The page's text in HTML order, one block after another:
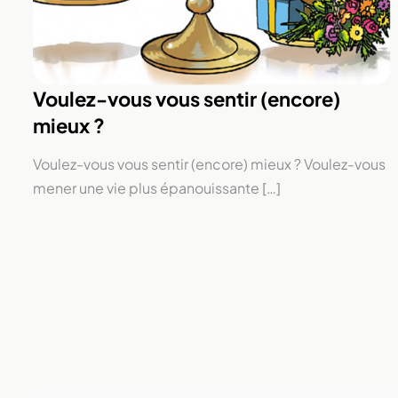
Voulez-vous vous sentir (encore)
mieux ?
Voulez-vous vous sentir (encore) mieux ? Voulez-vous
mener une vie plus épanouissante […]